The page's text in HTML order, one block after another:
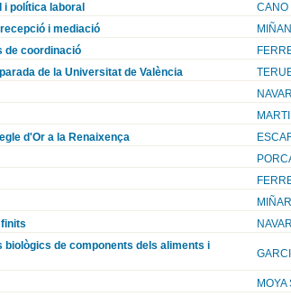
política laboral
CANO
i mediació
de coordinació
de la Universitat de València
d'Or a la Renaixença
de components dels aliments i